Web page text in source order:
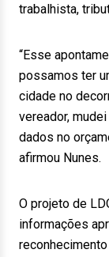
trabalhista,
“Esse
possamos ter
cidade no
vereador,
dados no
afirmou Nunes.
O projeto de
informações